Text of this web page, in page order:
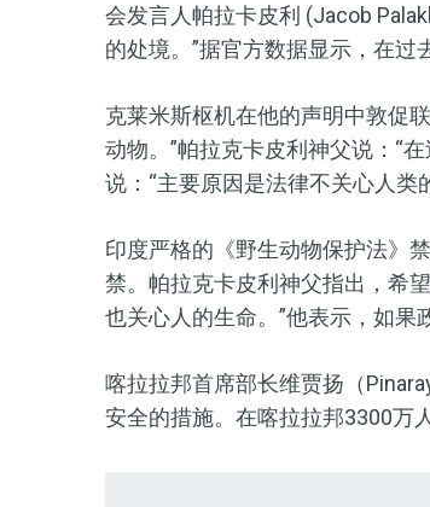
会发言人帕拉卡皮利 (Jacob
的处境。 ”据官方数据显示，在过
克莱米斯枢机在他的声明中敦促
动物。 ”帕拉克卡皮利神父说： “在
说： “主要原因是法律不关心人类
印度严格的《野生动物保护法》
禁。帕拉克卡皮利神父指出，希
也关心人的生命。 ”他表示，如果
喀拉拉邦首席部长维贾扬（
安全的措施。在喀拉拉邦3300万